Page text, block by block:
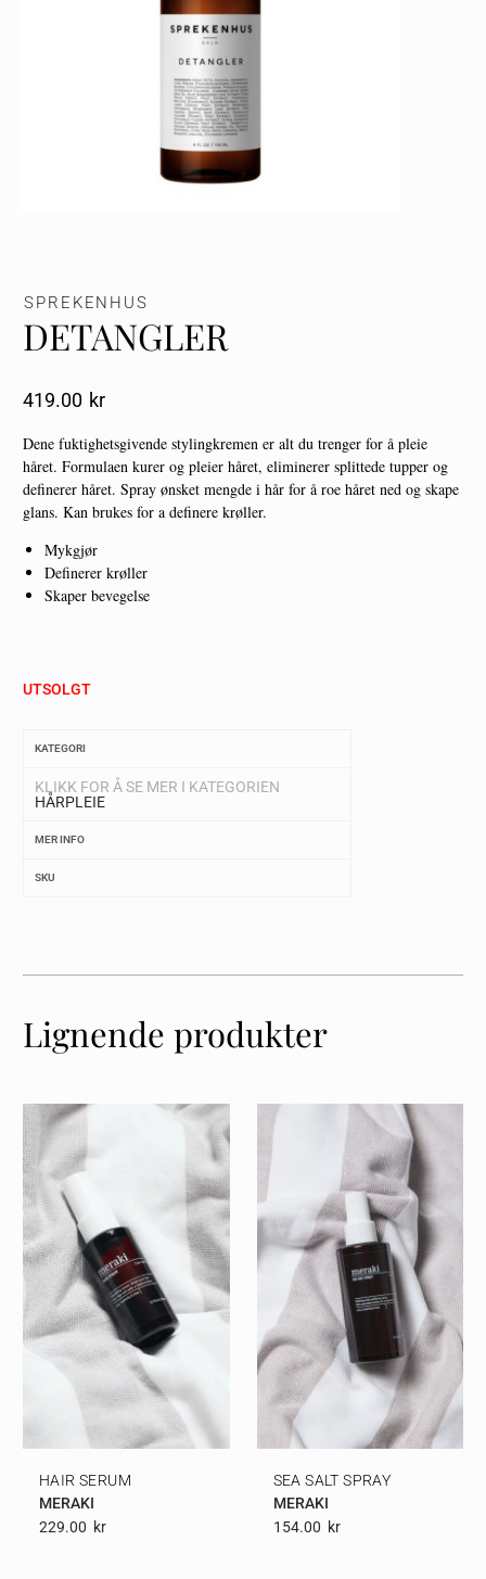
SPREKENHUS
DETANGLER
419.00 Kr
Dene fuktighetsgivende stylingkremen er alt du trenger for å pleie
håret. Formulaen kurer og pleier håret, eliminerer splittede tupper og
definerer håret. Spray ønsket mengde i hår for å roe håret ned og skape
glans. Kan brukes for a definere krøller.
Mykgjør
Definerer krøller
Skaper bevegelse
UTSOLGT
KATEGORI
KLIKK FOR Å SE MER I KATEGORIEN
HÅRPLEIE
MER INFO
SKU
Lignende produkter
HAIR SERUM
MERAKI
229.00 Kr
SEA SALT SPRAY
MERAKI
154.00 Kr